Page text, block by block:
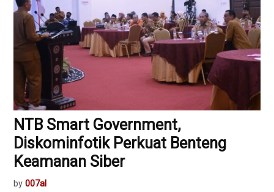
NTB Smart Government,
Diskominfotik Perkuat Benteng
Keamanan Siber
by 007al